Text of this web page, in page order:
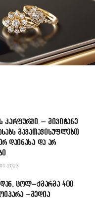
კარფურში – მივიტანე
გავათავისუფლებთ
დაინახა და არ
2023
ცოლ–ქმარმა 400
–მედია